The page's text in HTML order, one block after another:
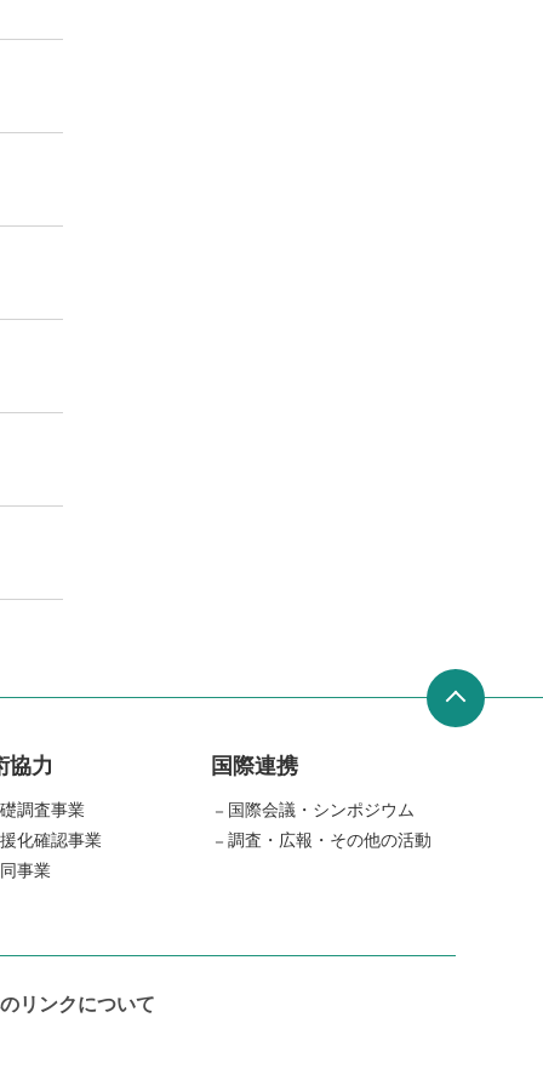
協力
調査事業
化確認事業
事業
国際連携
国際会議・シンポジウム
調査・広報・その他の活動
リンクについて